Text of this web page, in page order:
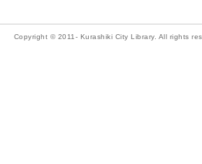
Copyright © 2011- Kurashiki City Library. All rights